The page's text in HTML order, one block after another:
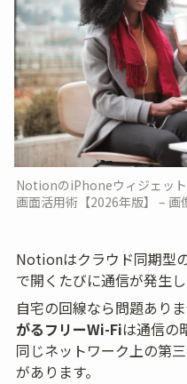
NotionのiPhoneウィジェッ
画面活用術【2026年版】 – 画
Notionはクラウド同期型
で開くたびに通信が発生し
自宅の回線なら問題ありま
がるフリーWi-Fiは通信の
同じネットワーク上の第
があります。